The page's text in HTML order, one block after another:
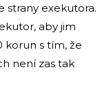
strany exekutora.
aby jim
korun s tím, že
není zas tak